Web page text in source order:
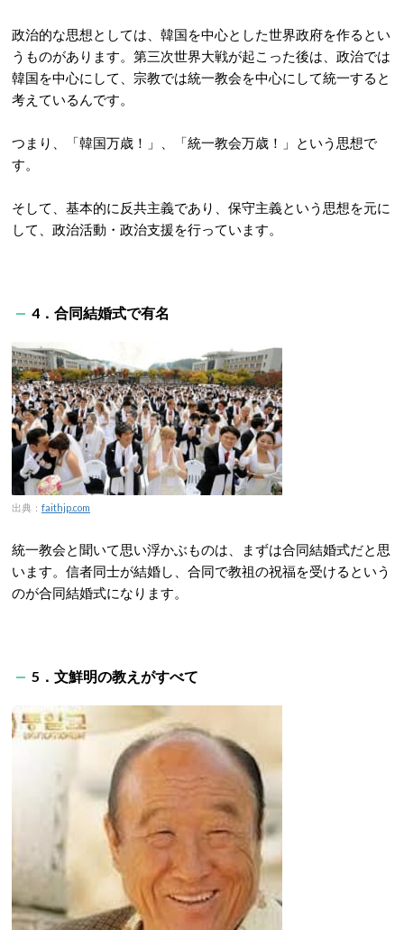
政治的な思想としては、韓国を中心とした世界政府を作るとい
うものがあります。第三次世界大戦が起こった後は、政治では
韓国を中心にして、宗教では統一教会を中心にして統一すると
考えているんです。
つまり、「韓国万歳！」、「統一教会万歳！」という思想で
す。
そして、基本的に反共主義であり、保守主義という思想を元に
して、政治活動・政治支援を行っています。
4．合同結婚式で有名
出典： faithjp.com
統一教会と聞いて思い浮かぶものは、まずは合同結婚式だと思
います。信者同士が結婚し、合同で教祖の祝福を受けるという
のが合同結婚式になります。
5．文鮮明の教えがすべて